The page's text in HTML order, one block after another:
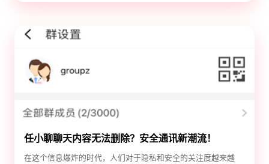
任小聊聊天内容无法删除？安全通讯新潮流！
在这个信息爆炸的时代，人们对于隐私和安全的关注度越来越